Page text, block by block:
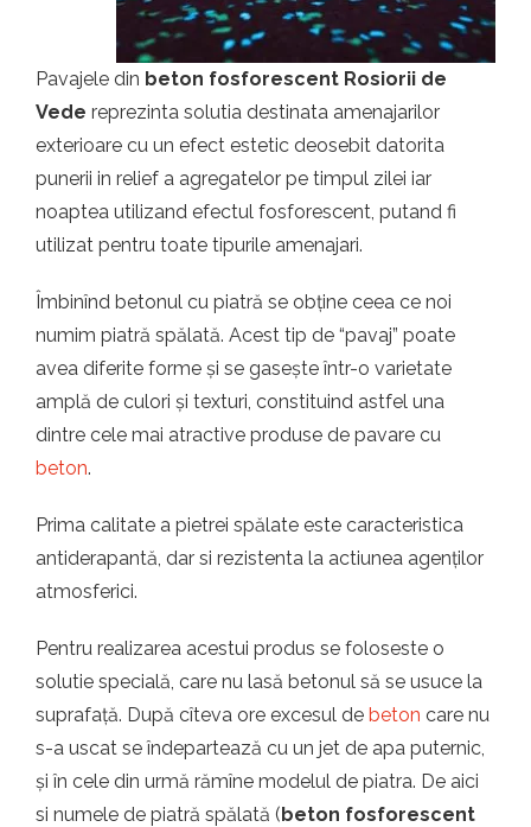
Pavajele din beton fosforescent Rosiorii de
Vede reprezinta solutia destinata amenajarilor
exterioare cu un efect estetic deosebit datorita
punerii in relief a agregatelor pe timpul zilei iar
noaptea utilizand efectul fosforescent, putand fi
utilizat pentru toate tipurile amenajari.
Îmbinînd betonul cu piatră se obține ceea ce noi
numim piatră spălată. Acest tip de “pavaj” poate
avea diferite forme și se gasește într-o varietate
amplă de culori și texturi, constituind astfel una
dintre cele mai atractive produse de pavare cu
beton.
Prima calitate a pietrei spălate este caracteristica
antiderapantă, dar si rezistenta la actiunea agenților
atmosferici.
Pentru realizarea acestui produs se foloseste o
solutie specială, care nu lasă betonul să se usuce la
suprafață. După cîteva ore excesul de beton care nu
s-a uscat se îndepartează cu un jet de apa puternic,
și în cele din urmă rămîne modelul de piatra. De aici
si numele de piatră spălată (beton fosforescent